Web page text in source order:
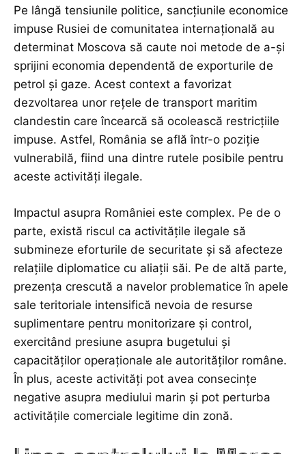
Pe lângă tensiunile politice, sancțiunile economice
impuse Rusiei de comunitatea internațională au
determinat Moscova să caute noi metode de a-și
sprijini economia dependentă de exporturile de
petrol și gaze. Acest context a favorizat
dezvoltarea unor rețele de transport maritim
clandestin care încearcă să ocolească restricțiile
impuse. Astfel, România se află într-o poziție
vulnerabilă, fiind una dintre rutele posibile pentru
aceste activități ilegale.
Impactul asupra României este complex. Pe de o
parte, există riscul ca activitățile ilegale să
submineze eforturile de securitate și să afecteze
relațiile diplomatice cu aliații săi. Pe de altă parte,
prezența crescută a navelor problematice în apele
sale teritoriale intensifică nevoia de resurse
suplimentare pentru monitorizare și control,
exercitând presiune asupra bugetului și
capacităților operaționale ale autorităților române.
În plus, aceste activități pot avea consecințe
negative asupra mediului marin și pot perturba
activitățile comerciale legitime din zonă.